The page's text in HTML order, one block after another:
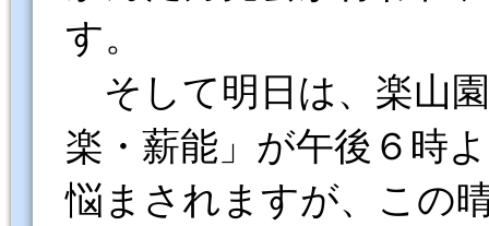
す。
そして明日は、楽山
楽・薪能」が午後６時
悩まされますが、この